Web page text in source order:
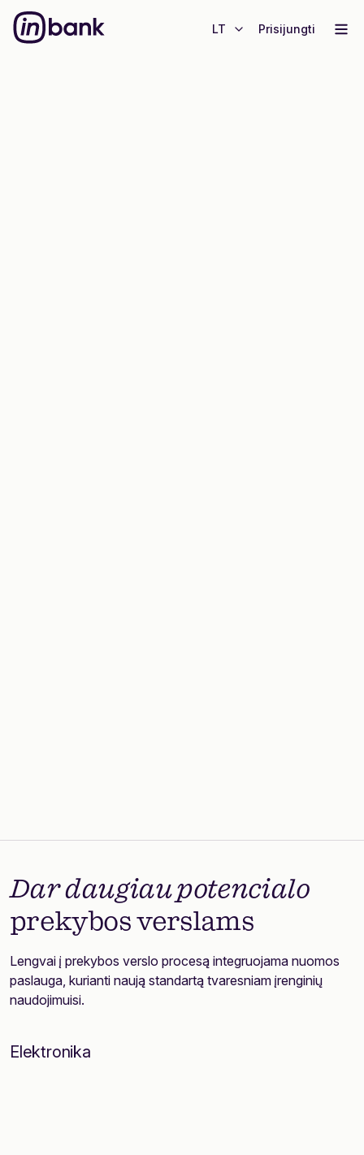
LT Prisijungti
Dar daugiau potencialo
prekybos verslams
Lengvai į prekybos verslo procesą integruojama nuomos
paslauga, kurianti naują standartą tvaresniam įrenginių
naudojimuisi.
Elektronika